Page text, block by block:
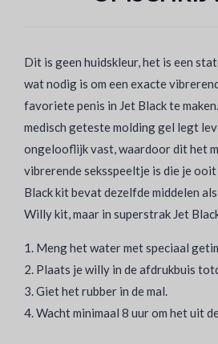
Dit is geen huidskleur, het is een
wat nodig is om een exacte
favoriete penis in Jet Black te
medisch geteste molding gel legt
ongelooflijk vast, waardoor dit het
vibrerende seksspeeltje is die je
Black kit bevat dezelfde middelen
Willy kit, maar in superstrak Jet
1. Meng het water met speciaal
2. Plaats je willy in de afdrukbuis
3. Giet het rubber in de mal.
4. Wacht minimaal 8 uur om het uit